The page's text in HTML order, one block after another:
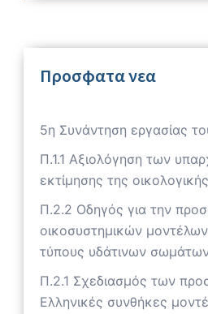
Προσφατα νεα
5η Συνάντηση εργασίας
Π.1.1 Αξιολόγηση των
εκτίμησης της
Π.2.2 Οδηγός για την
οικοσυστημικών
τύπους υδάτινων
Π.2.1 Σχεδιασμός των
Ελληνικές συνθήκες